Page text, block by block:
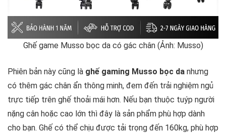
Ghế game Musso bọc da có gác chân (Ảnh: Musso)
Phiên bản này cũng là ghế gaming Musso bọc da nhưng
có thêm gác chân ẩn thông minh, đem đến trải nghiệm ngủ
trực tiếp trên ghế thoải mái hơn. Nếu bạn thuộc tuýp người
nặng cân hoặc cao lớn thì đây là sản phẩm phù hợp dành
cho bạn. Ghế có thể chịu được tải trọng đến 160kg, phù hợp